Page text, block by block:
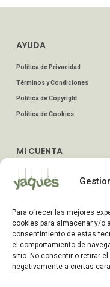
Para ofrecer las mejores
cookies para almacenar y/o
consentimiento de estas
el comportamiento de
sitio. No consentir o retirar
negativamente a ciertas
AYUDA
Política de Privacidad
Términos y Condiciones
Política de Copyright
Política de Cookies
MI CUENTA
Dirección de Envío
Preguntas Frecuentes
ATENCIÓN AL CLIENTE